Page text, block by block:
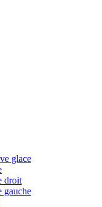
glace
droit
gauche